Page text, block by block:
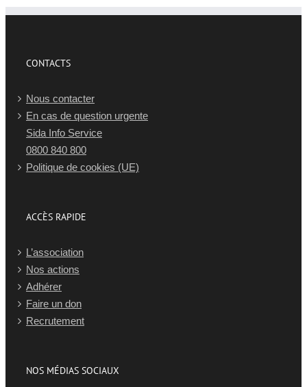
CONTACTS
Nous contacter
En cas de question urgente
Sida Info Service
0800 840 800
Politique de cookies (UE)
ACCÈS RAPIDE
L’association
Nos actions
Adhérer
Faire un don
Recrutement
NOS MÉDIAS SOCIAUX